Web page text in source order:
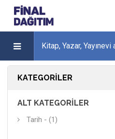
KATEGORILER
ALT KATEGORILER
Tarih - (1)